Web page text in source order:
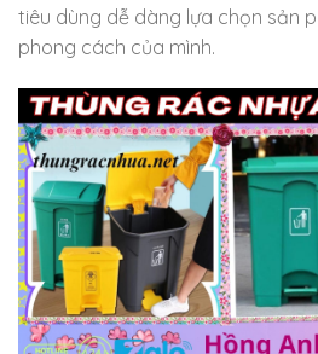
tiêu dùng dễ dàng lựa chọn sản
phong cách của mình.